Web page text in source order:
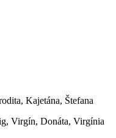
Kajetána, Štefana
Virgín, Donáta, Virgínia